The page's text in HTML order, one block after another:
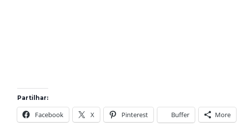
Partilhar:
Facebook X Pinterest Buffer More